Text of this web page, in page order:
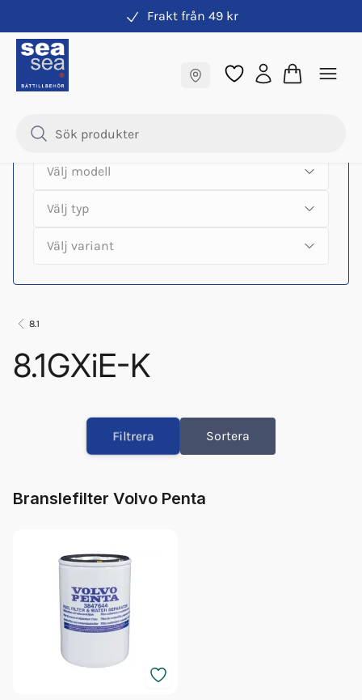
Frakt från 49 kr
Samma pris online & i butik
Hitta rätt produkter till din båtmotor
8.1
8.1GXiE-K
Orb Fett Impeller
Olja Volvo 5w/40 1l 23211287
Glykol Volvo 5l Orange Konc
Glykol Volvo 5l Orange 40/60
Filtrera Sortera
Branslefilter Volvo Penta